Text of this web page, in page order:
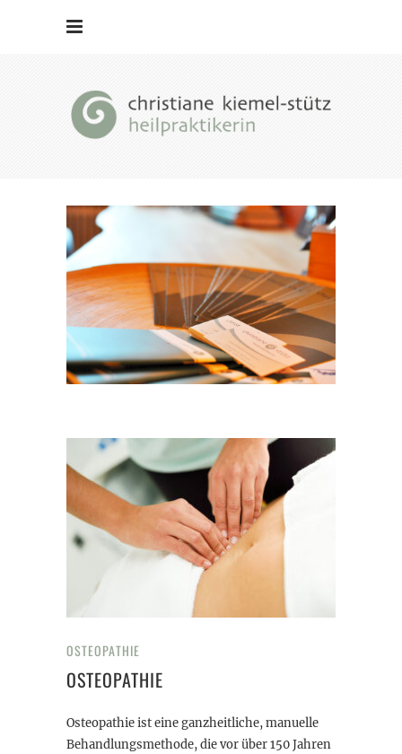
OSTEOPATHIE
OSTEOPATHIE
Osteopathie ist eine ganzheitliche, manuelle
Behandlungsmethode, die vor über 150 Jahren